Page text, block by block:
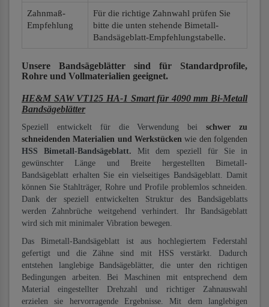
Zahnmaß-
Empfehlung
Für die richtige Zahnwahl prüfen Sie
bitte die unten stehende Bimetall-
Bandsägeblatt-Empfehlungstabelle.
Unsere Bandsägeblätter sind für Standardprofile,
Rohre und Vollmaterialien geeignet.
HE&M SAW VT125 HA-1 Smart für 4090 mm Bi-Metall
Bandsägeblätter
Speziell entwickelt für die Verwendung beischwer zu
schneidenden Materialien und Werkstücken wie den folgenden
HSS Bimetall-Bandsägeblatt. Mit dem speziell für Sie in
gewünschter Länge und Breite hergestellten Bimetall-
Bandsägeblatt erhalten Sie ein vielseitiges Bandsägeblatt. Damit
können Sie Stahlträger, Rohre und Profile problemlos schneiden.
Dank der speziell entwickelten Struktur des Bandsägeblatts
werden Zahnbrüche weitgehend verhindert. Ihr Bandsägeblatt
wird sich mit minimaler Vibration bewegen.
Das Bimetall-Bandsägeblatt ist aus hochlegiertem Federstahl
gefertigt und die Zähne sind mit HSS verstärkt. Dadurch
entstehen langlebige Bandsägeblätter, die unter den richtigen
Bedingungen arbeiten. Bei Maschinen mit entsprechend dem
Material eingestellter Drehzahl und richtiger Zahnauswahl
erzielen sie hervorragende Ergebnisse. Mit dem langlebigen